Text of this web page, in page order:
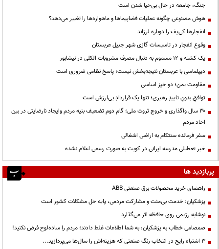
جنگ، جامعه در حال بی‌حیا شدن است
هوش مصنوعی چگونه عملیات فضاپیماها و ماهواره‌ها را تغییر می‌دهد؟
انفجارها کی‌یف را دوباره لرزاند
وقوع انفجار در تاسیسات گازی شهر جبیل عربستان
یک کشته و ۱۲ مسموم به دنبال مصرف مشروبات الکلی در نیشابور
دیپلماسی با عربستان نتیجه‌بخش نیست؛ پاسخ نظامی ضروری است
مقاومت یمن؛ دو خیز اساسی
توافقِ بدونِ تاییدِ رهبری؛ تنها یک قراردادِ بی‌ارزش است
۳۰ سال واگذاری و خروج ثروت ملی؛ گام دوم تضعیف بنیه مردم وایجاد نارضایتی در بین
احاد مردم
سفر فرمانده سنتکام به اراضی اشغالی
خبر تعطیلی مدرسه ایرانی در کویت به صورت رسمی اعلام نشده
پربازدید ها
راهنمای خرید محصولات برق صنعتی ABB
پزشکیان: خدمت بی‌منت و مشارکت مردمی، پایه حل مشکلات کشور است
نوشابه رژیمی روی حافظه اثر می‌گذارد
صمصامی خطاب به پزشکیان: به شما اطلاعات غلط دادند؛ مردم را ساده‌لوح فرض نکنید!
3 اشتباه رایج در انتخاب رنگ صنعتی که هزینه‌اش را سال‌ها می‌پردازید...